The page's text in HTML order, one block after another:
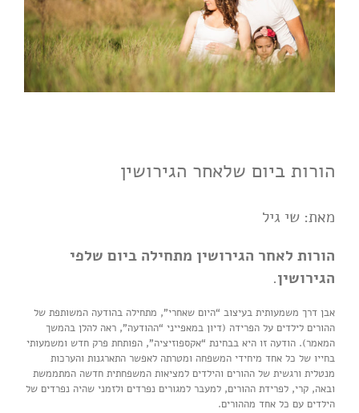
הורות ביום שלאחר הגירושין
מאת: שי גיל
הורות לאחר הגירושין מתחילה ביום שלפי
הגירושין.
אבן דרך משמעותית בעיצוב “היום שאחרי”, מתחילה בהודעה המשותפת של
ההורים לילדים על הפרידה (דיון במאפייני “ההודעה”, ראה להלן בהמשך
המאמר). הודעה זו היא בבחינת “אקספוזיציה”, הפותחת פרק חדש ומשמעותי
בחייו של כל אחד מיחידי המשפחה ומטרתה לאפשר התארגנות והערכות
מנטלית ורגשית של ההורים והילדים למציאות המשפחתית חדשה המתממשת
ובאה, קרי, לפרידת ההורים, למעבר למגורים נפרדים ולזמני שהיה נפרדים של
הילדים עם כל אחד מההורים.